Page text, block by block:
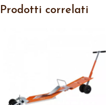
Prodotti correlati